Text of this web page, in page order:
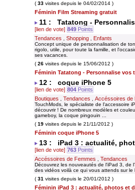
( 33 visites depuis le 04/02/2014 )
Féminin Film Streaming gratuit
11 : Tatatong -
[lien de vote] 849 Points
Tendances
Shopping Enfants
Concept unique de personnalisation de
rigolo, utile, pour toute la famille, et
ses vacances.
( 26 visites depuis le 15/06/2012 )
Féminin Tatatong - Personnalise vos
12 : coque iPhone 5
[lien de vote] 804 Points
Boutiques
Tendances Accéssoires de
TouchMods, le spécialiste de l'accessoire
découvrir ! De nombreux modèles et
gameboy, la coque pingouin ...
( 19 visites depuis le 21/11/2012 )
Féminin coque iPhone 5
13 : iPad 3 : actualité,
[lien de vote] 763 Points
Accéssoires de Femmes
Tendances
Découvrez les nouveautés de l'iPad 3, de
des vidéos voilà ce qui vous attends sur le
( 31 visites depuis le 20/01/2012 )
Féminin iPad 3 : actualité, photos et